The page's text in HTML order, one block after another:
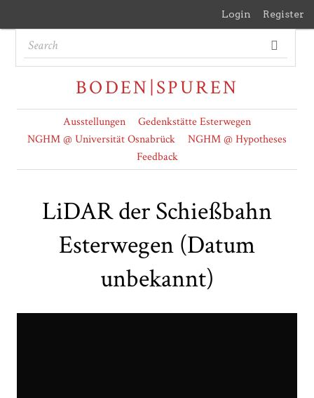
Login Register
BODEN|SPUREN
Ausstellungen
Gedenkstätte Esterwegen
NGHM @ Universität Osnabrück
NGHM @ Hypotheses
Feedback
LiDAR der Schießbahn
Esterwegen (Datum
unbekannt)